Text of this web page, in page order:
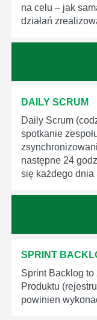
na celu – jak
działań
DAILY SCRUM
Daily Scrum
spotkanie
następne 24
się każdego dnia
SPRINT
Sprint Backlog
Produktu
powinien